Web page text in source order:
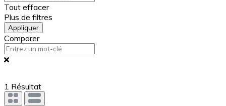
Tout effacer
Plus de filtres
Appliquer
Comparer
1 Résultat